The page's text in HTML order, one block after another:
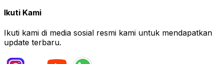
Ikuti Kami
Ikuti kami di media sosial resmi kami untuk mendapatkan
update terbaru.